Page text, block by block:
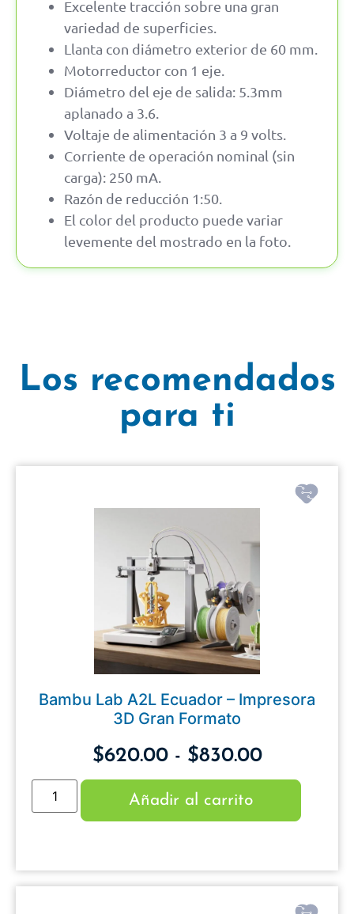
Excelente tracción sobre una gran
variedad de superficies.
Llanta con diámetro exterior de 60 mm.
Motorreductor con 1 eje.
Diámetro del eje de salida: 5.3mm
aplanado a 3.6.
Voltaje de alimentación 3 a 9 volts.
Corriente de operación nominal (sin
carga): 250 mA.
Razón de reducción 1:50.
El color del producto puede variar
levemente del mostrado en la foto.
Los recomendados
para ti
Bambu Lab A2L Ecuador – Impresora
3D Gran Formato
$620.00 - $830.00
Añadir al carrito